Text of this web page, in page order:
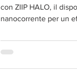
con ZIIP HALO, il
nanocorrente per un